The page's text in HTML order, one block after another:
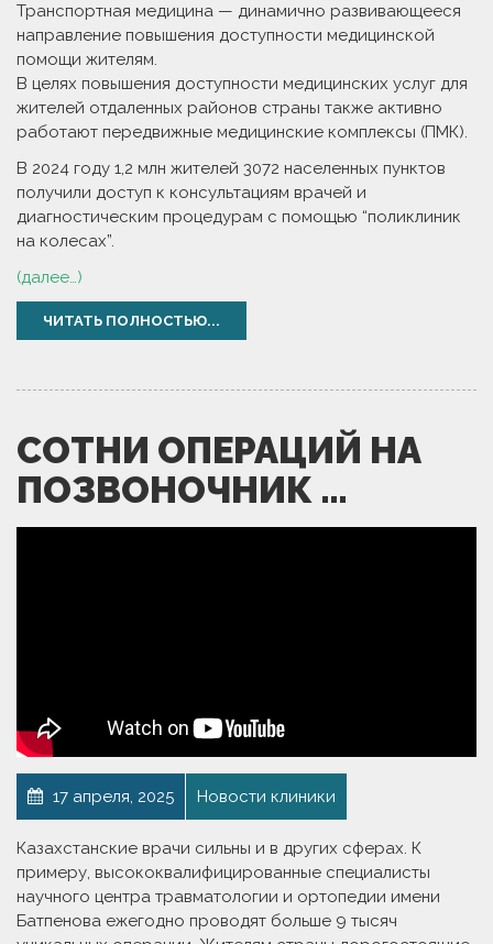
Транспортная медицина — динамично развивающееся
направление повышения доступности медицинской
помощи жителям.
В целях повышения доступности медицинских услуг для
жителей отдаленных районов страны также активно
работают передвижные медицинские комплексы (ПМК).
В 2024 году 1,2 млн жителей 3072 населенных пунктов
получили доступ к консультациям врачей и
диагностическим процедурам с помощью “поликлиник
на колесах”.
(далее…)
ЧИТАТЬ ПОЛНОСТЬЮ...
СОТНИ ОПЕРАЦИЙ НА
ПОЗВОНОЧНИК …
17 апреля, 2025 Новости клиники
Казахстанские врачи сильны и в других сферах. К
примеру, высококвалифицированные специалисты
научного центра травматологии и ортопедии имени
Батпенова ежегодно проводят больше 9 тысяч